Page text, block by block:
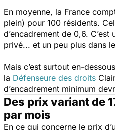
En moyenne, la France
plein) pour 100 résidents.
d’encadrement de 0,6.
privé... et un peu plus dans
Mais c’est surtout en-
la Défenseure des droits
d’encadrement minimum
Des prix variant de
par mois
En ce qui concerne le prix